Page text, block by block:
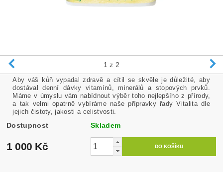
1 z 2
Aby váš kůň vypadal zdravě a cítil se skvěle je důležité, aby
dostával denní dávky vitamínů, minerálů a stopových prvků.
Máme v úmyslu vám nabídnout výběr toho nejlepšího z přírody,
a tak velmi opatrně vybíráme naše přípravky řady Vitalita dle
jejich čistoty, jakosti a celistvosti.
Dostupnost Skladem
1 000 Kč